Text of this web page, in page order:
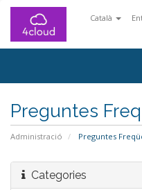
Català
Preguntes
Administració Preguntes
Categories